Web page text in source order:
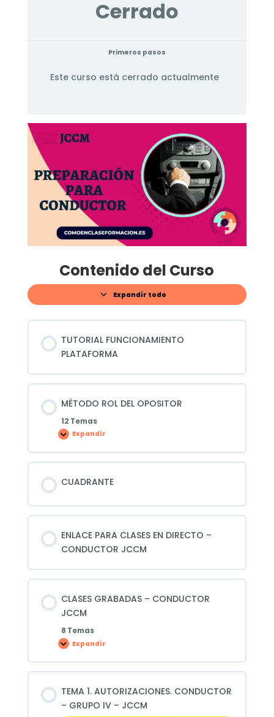
Cerrado
Primeros pasos
Este curso está cerrado actualmente
Contenido del Curso
Expandir todo
Lecciones
TUTORIAL FUNCIONAMIENTO
PLATAFORMA
MÉTODO ROL DEL OPOSITOR
12 Temas
Expandir
MÉTODO
DEL
OPOSITOR
CUADRANTE
ENLACE PARA CLASES EN DIRECTO –
CONDUCTOR JCCM
CLASES GRABADAS – CONDUCTOR
JCCM
8 Temas
Expandir
CLASES
–
CONDUCTOR
TEMA 1. AUTORIZACIONES. CONDUCTOR
– GRUPO IV – JCCM